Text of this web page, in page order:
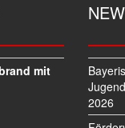
mit
2026